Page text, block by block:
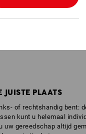
JUISTE PLAATS
of rechtshandig bent:
kunt u helemaal
uw gereedschap altijd